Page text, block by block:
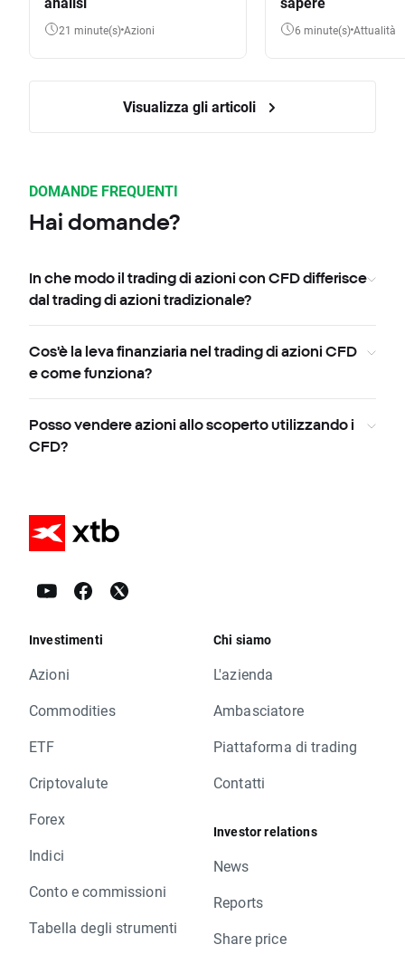
21 minute(s) Azioni 6 minute(s) Attualità
Visualizza gli articoli
DOMANDE FREQUENTI
Hai domande?
In che modo il trading di azioni con CFD differisce
dal trading di azioni tradizionale?
Cos'è la leva finanziaria nel trading di azioni CFD
e come funziona?
Posso vendere azioni allo scoperto utilizzando i
CFD?
Investimenti
Azioni
Commodities
ETF
Criptovalute
Forex
Indici
Conto e commissioni
Tabella degli strumenti
Chi siamo
L'azienda
Ambasciatore
Piattaforma di trading
Contatti
Investor relations
News
Reports
Share price